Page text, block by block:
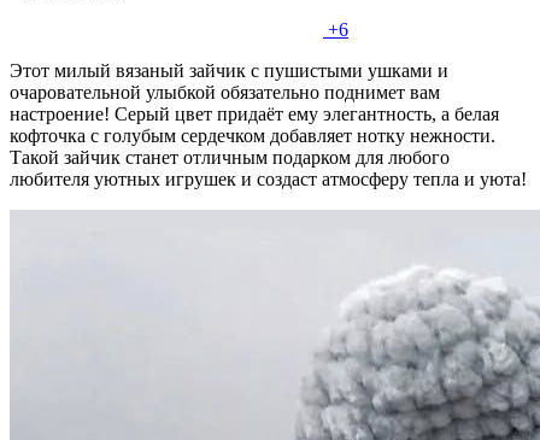
+6
Этот милый вязаный зайчик с пушистыми ушками и
очаровательной улыбкой обязательно поднимет вам
настроение! Серый цвет придаёт ему элегантность, а белая
кофточка с голубым сердечком добавляет нотку нежности.
Такой зайчик станет отличным подарком для любого
любителя уютных игрушек и создаст атмосферу тепла и уюта!